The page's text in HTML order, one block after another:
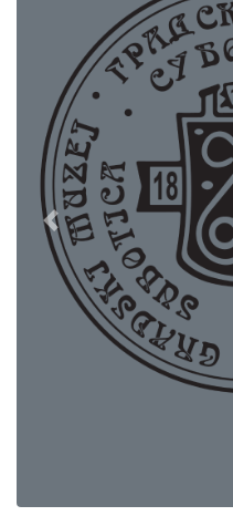
Previous